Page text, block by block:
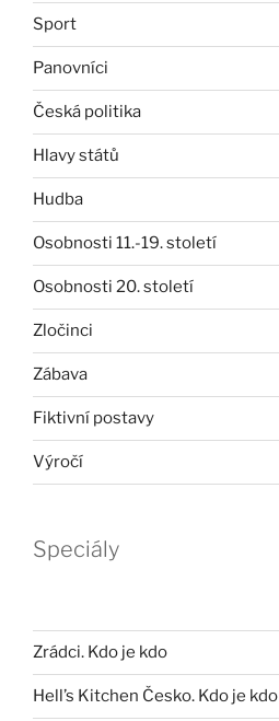
Sport
Panovníci
Česká politika
Hlavy států
Hudba
Osobnosti 11.-19. století
Osobnosti 20. století
Zločinci
Zábava
Fiktivní postavy
Výročí
Speciály
Zrádci. Kdo je kdo
Hell’s Kitchen Česko. Kdo je kdo